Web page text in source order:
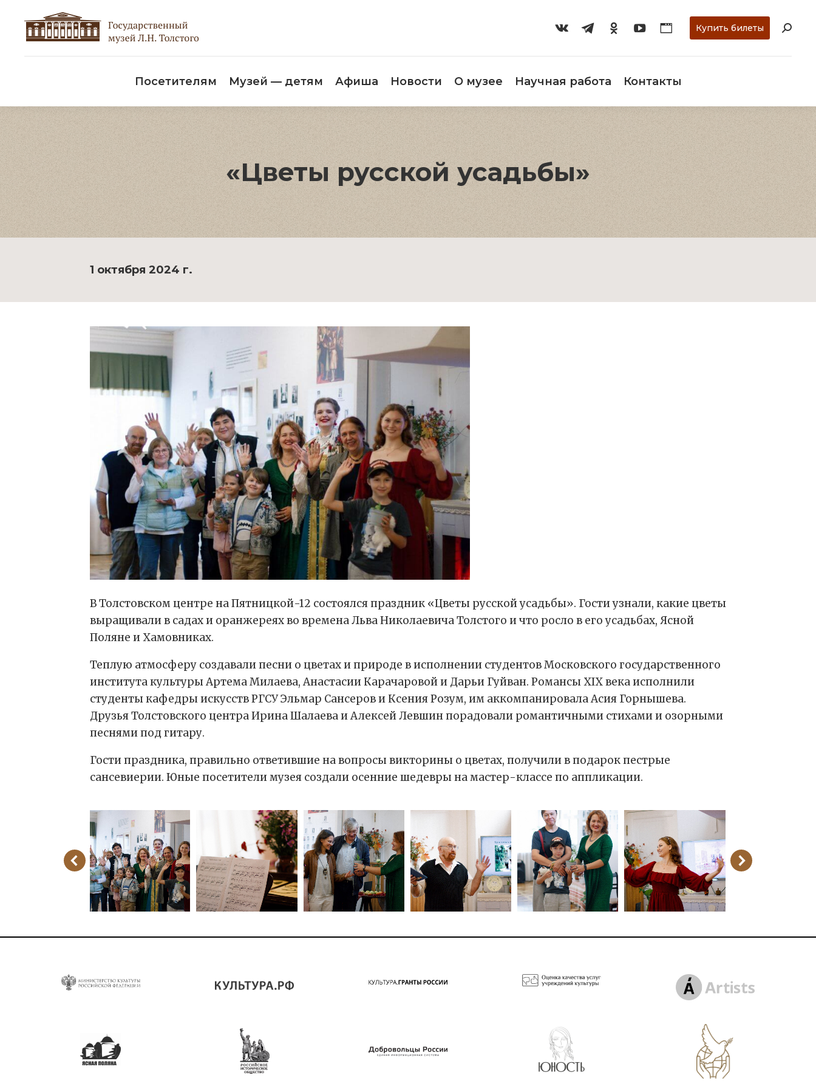
Купить билеты
Посетителям Музей — детям Афиша Новости О музее Научная работа Контакты
«Цветы русской усадьбы»
1 октября 2024 г.
В Толстовском центре на Пятницкой-12 состоялся праздник «Цветы русской усадьбы». Гости узнали, какие цветы
выращивали в садах и оранжереях во времена Льва Николаевича Толстого и что росло в его усадьбах, Ясной
Поляне и Хамовниках.
Теплую атмосферу создавали песни о цветах и природе в исполнении студентов Московского государственного
института культуры Артема Милаева, Анастасии Карачаровой и Дарьи Гуйван. Романсы ХIХ века исполнили
студенты кафедры искусств РГСУ Эльмар Сансеров и Ксения Розум, им аккомпанировала Асия Горнышева.
Друзья Толстовского центра Ирина Шалаева и Алексей Левшин порадовали романтичными стихами и озорными
песнями под гитару.
Гости праздника, правильно ответившие на вопросы викторины о цветах, получили в подарок пестрые
сансевиерии. Юные посетители музея создали осенние шедевры на мастер-классе по аппликации.
О музее Научная работа Контакты